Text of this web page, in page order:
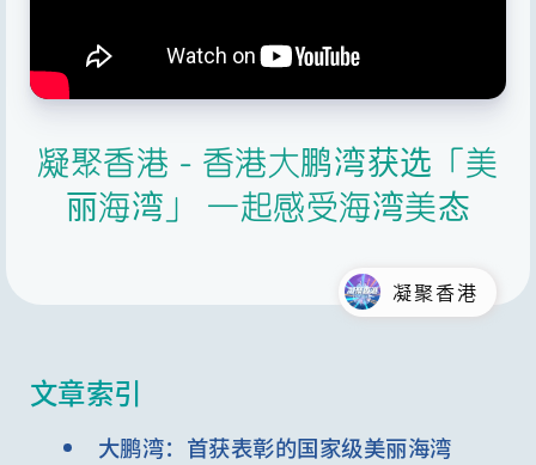
凝聚香港 - 香港大鹏湾获选「美
丽海湾」 一起感受海湾美态
凝聚香港
文章索引
大鹏湾：首获表彰的国家级美丽海湾